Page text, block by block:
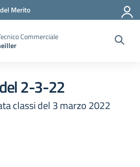
Merito
Commerciale
2-3-22
classi del 3 marzo 2022